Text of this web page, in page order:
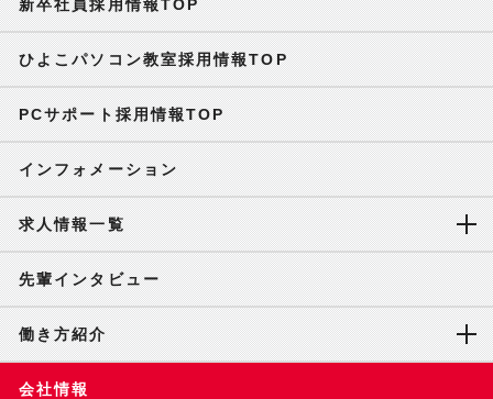
新卒社員採用情報TOP
ひよこパソコン教室採用情報TOP
PCサポート採用情報TOP
インフォメーション
求人情報一覧
先輩インタビュー
働き方紹介
会社情報